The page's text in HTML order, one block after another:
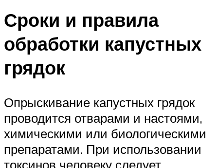
Сроки и правила
обработки капустных
грядок
Опрыскивание капустных грядок
проводится отварами и настоями,
химическими или биологическими
препаратами. При использовании
токсинов человеку следует